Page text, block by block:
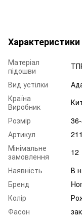
Характеристики
Матеріал
підошви
Вид устілки
Країна
Виробник
Розмір
Артикул
Мінімальне
замовлення
12
Наявність
В
Бренд
Колір
Фасон